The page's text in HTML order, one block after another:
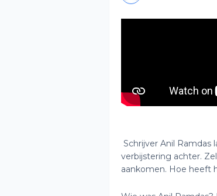
Schrijver Anil Ramdas
verbijstering achter.
aankomen. Hoe heeft